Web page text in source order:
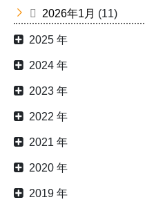
2026年1月 (11)
2025 年
2024 年
2023 年
2022 年
2021 年
2020 年
2019 年